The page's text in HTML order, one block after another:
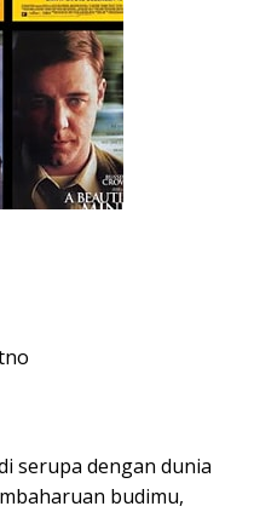
serupa dengan dunia
budimu,